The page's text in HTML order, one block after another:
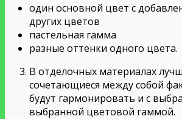
один основной цвет с
других цветов
пастельная гамма
разные оттенки одного цвета.
В отделочных материалах
сочетающиеся между собой
будут гармонировать и с
выбранной цветовой гаммой.